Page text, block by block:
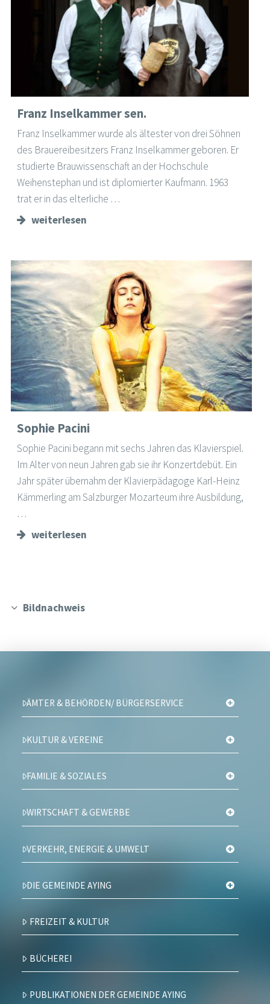
Franz Inselkammer sen.
Franz Inselkammer wurde als ältester von drei Söhnen
des Brauereibesitzers Franz Inselkammer geboren. Er
studierte Brauwissenschaft an der Hochschule
Weihenstephan und ist diplomierter Kaufmann. 1963
trat er in das elterliche …
weiterlesen
Sophie Pacini
Sophie Pacini begann mit sechs Jahren das Klavierspiel.
Im Alter von neun Jahren gab sie ihr Konzertdebüt. Ein
Jahr später übernahm der Klavierpädagoge Karl-Heinz
Kämmerling am Salzburger Mozarteum ihre Ausbildung,
…
weiterlesen
Bildnachweis
ÄMTER & BEHÖRDEN/ BÜRGERSERVICE
KULTUR & VEREINE
FAMILIE & SOZIALES
WIRTSCHAFT & GEWERBE
VERKEHR, ENERGIE & UMWELT
DIE GEMEINDE AYING
FREIZEIT & KULTUR
BÜCHEREI
PUBLIKATIONEN DER GEMEINDE AYING